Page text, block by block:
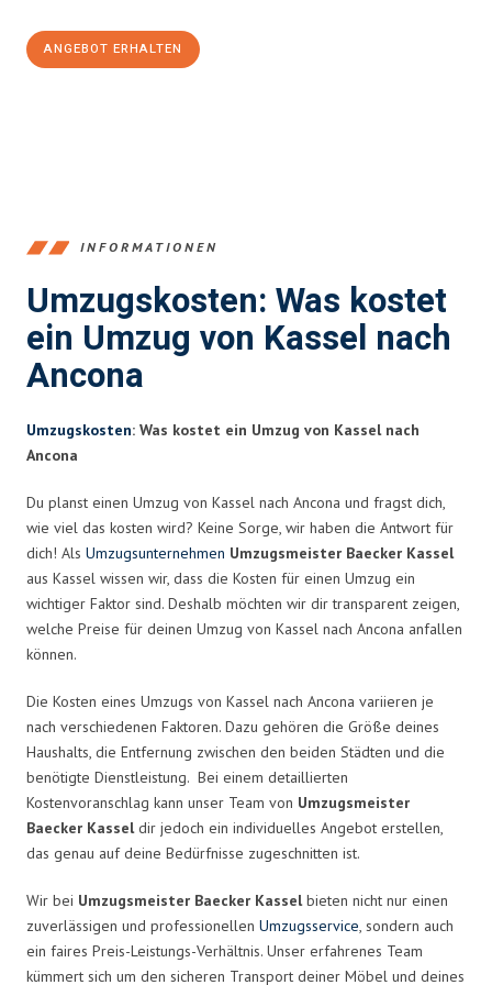
ANGEBOT ERHALTEN
INFORMATIONEN
Umzugskosten: Was kostet
ein Umzug von Kassel nach
Ancona
Umzugskosten: Was kostet ein Umzug von Kassel nach
Ancona
Du planst einen Umzug von Kassel nach Ancona und fragst dich,
wie viel das kosten wird? Keine Sorge, wir haben die Antwort für
dich! Als Umzugsunternehmen Umzugsmeister Baecker Kassel
aus Kassel wissen wir, dass die Kosten für einen Umzug ein
wichtiger Faktor sind. Deshalb möchten wir dir transparent zeigen,
welche Preise für deinen Umzug von Kassel nach Ancona anfallen
können.
Die Kosten eines Umzugs von Kassel nach Ancona variieren je
nach verschiedenen Faktoren. Dazu gehören die Größe deines
Haushalts, die Entfernung zwischen den beiden Städten und die
benötigte Dienstleistung. Bei einem detaillierten
Kostenvoranschlag kann unser Team von Umzugsmeister
Baecker Kasseldir jedoch ein individuelles Angebot erstellen,
das genau auf deine Bedürfnisse zugeschnitten ist.
Wir bei Umzugsmeister Baecker Kasselbieten nicht nur einen
zuverlässigen und professionellen Umzugsservice, sondern auch
ein faires Preis-Leistungs-Verhältnis. Unser erfahrenes Team
kümmert sich um den sicheren Transport deiner Möbel und deines